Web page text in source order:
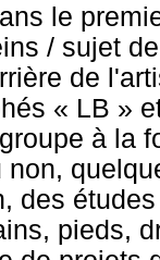
le
/ sujet
de
« LB »
à la
non,
des
pieds,